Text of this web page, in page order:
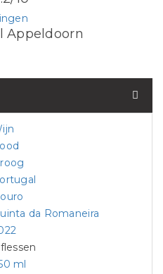
Appeldoorn
da Romaneira
ml